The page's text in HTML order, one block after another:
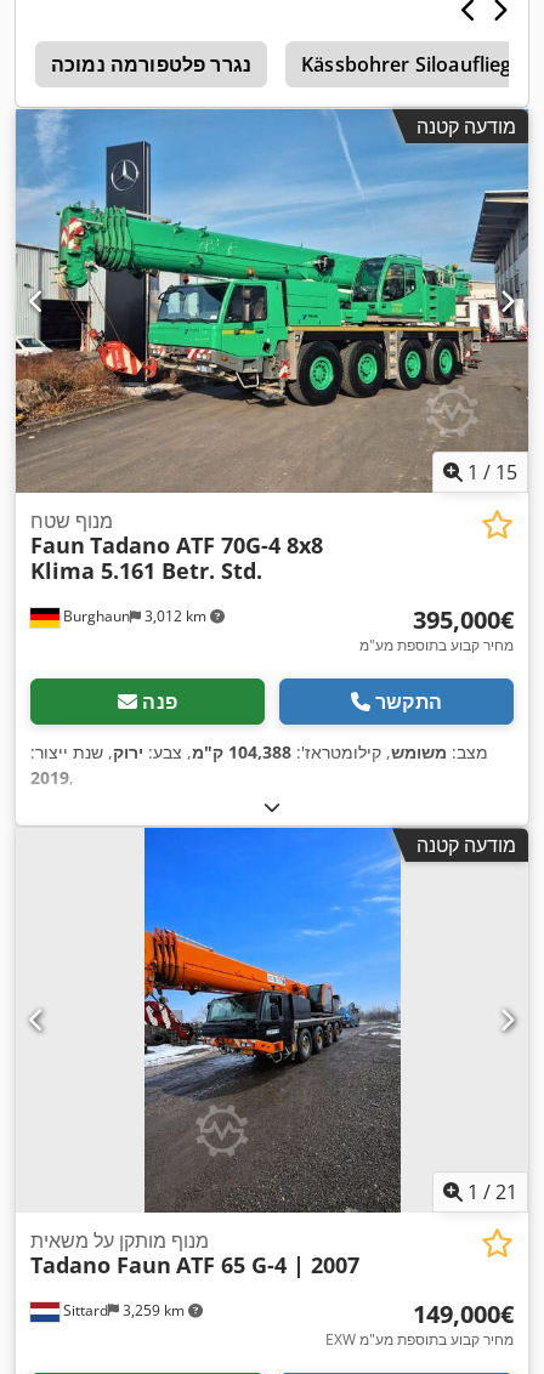
נגרר פלטפורמה נמוכה Kässbohrer Siloauflieger
מודעה קטנה
1 / 15
Burghaun 3,012 km
מנוף שטח
Faun Tadano ATF 70G-4 8x8
Klima 5.161 Betr. Std.
‏395,000 ‏€
מחיר קבוע בתוספת מע"מ
פנה התקשר
מצב: משומש, קילומטראז': 104,388 ק"מ , צבע: ירוק, שנת ייצור:
2019,
מודעה קטנה
1 /21
Sittard 3,259 km
מנוף מותקן על משאית
Tadano Faun ATF 65 G-4 | 2007
‏149,000 ‏€
EXW מחיר קבוע בתוספת מע"מ